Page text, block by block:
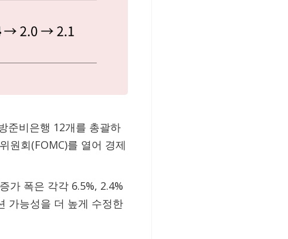
준비은행 12개를 총괄하
원회(FOMC)를 열어 경제
가 폭은 각각 6.5%, 2.4%
가능성을 더 높게 수정한